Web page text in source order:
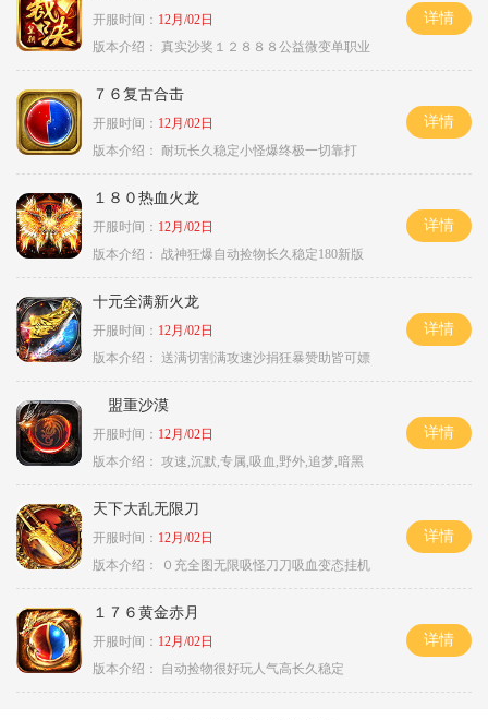
开服时间： 12月/02日
版本介绍： 真实沙奖１２８８８公益微变单职业
详情
７６复古合击
开服时间： 12月/02日
版本介绍：
耐玩长久稳定小怪爆终极一切靠打
详情
１８０热血火龙
开服时间： 12月/02日
版本介绍： 战神狂爆自动捡物长久稳定180新版
详情
十元全满新火龙
开服时间： 12月/02日
版本介绍：
送满切割满攻速沙捐狂暴赞助皆可嫖
详情
盟重沙漠
开服时间： 12月/02日
版本介绍： 攻速,沉默,专属,吸血,野外,追梦,暗黑
详情
天下大乱无限刀
开服时间： 12月/02日
版本介绍：
０充全图无限吸怪刀刀吸血变态挂机
详情
１７６黄金赤月
开服时间： 12月/02日
版本介绍：
自动捡物很好玩人气高长久稳定
详情